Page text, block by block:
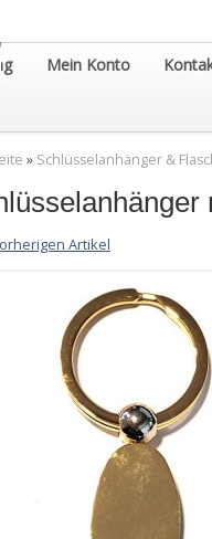
Mein Konto
» Schlüsselanhänger &
Artikel